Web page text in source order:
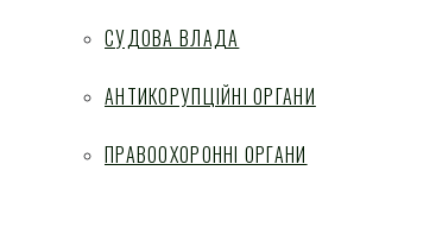
СУДОВА ВЛАДА
АНТИКОРУПЦІЙНІ ОРГАНИ
ПРАВООХОРОННІ ОРГАНИ